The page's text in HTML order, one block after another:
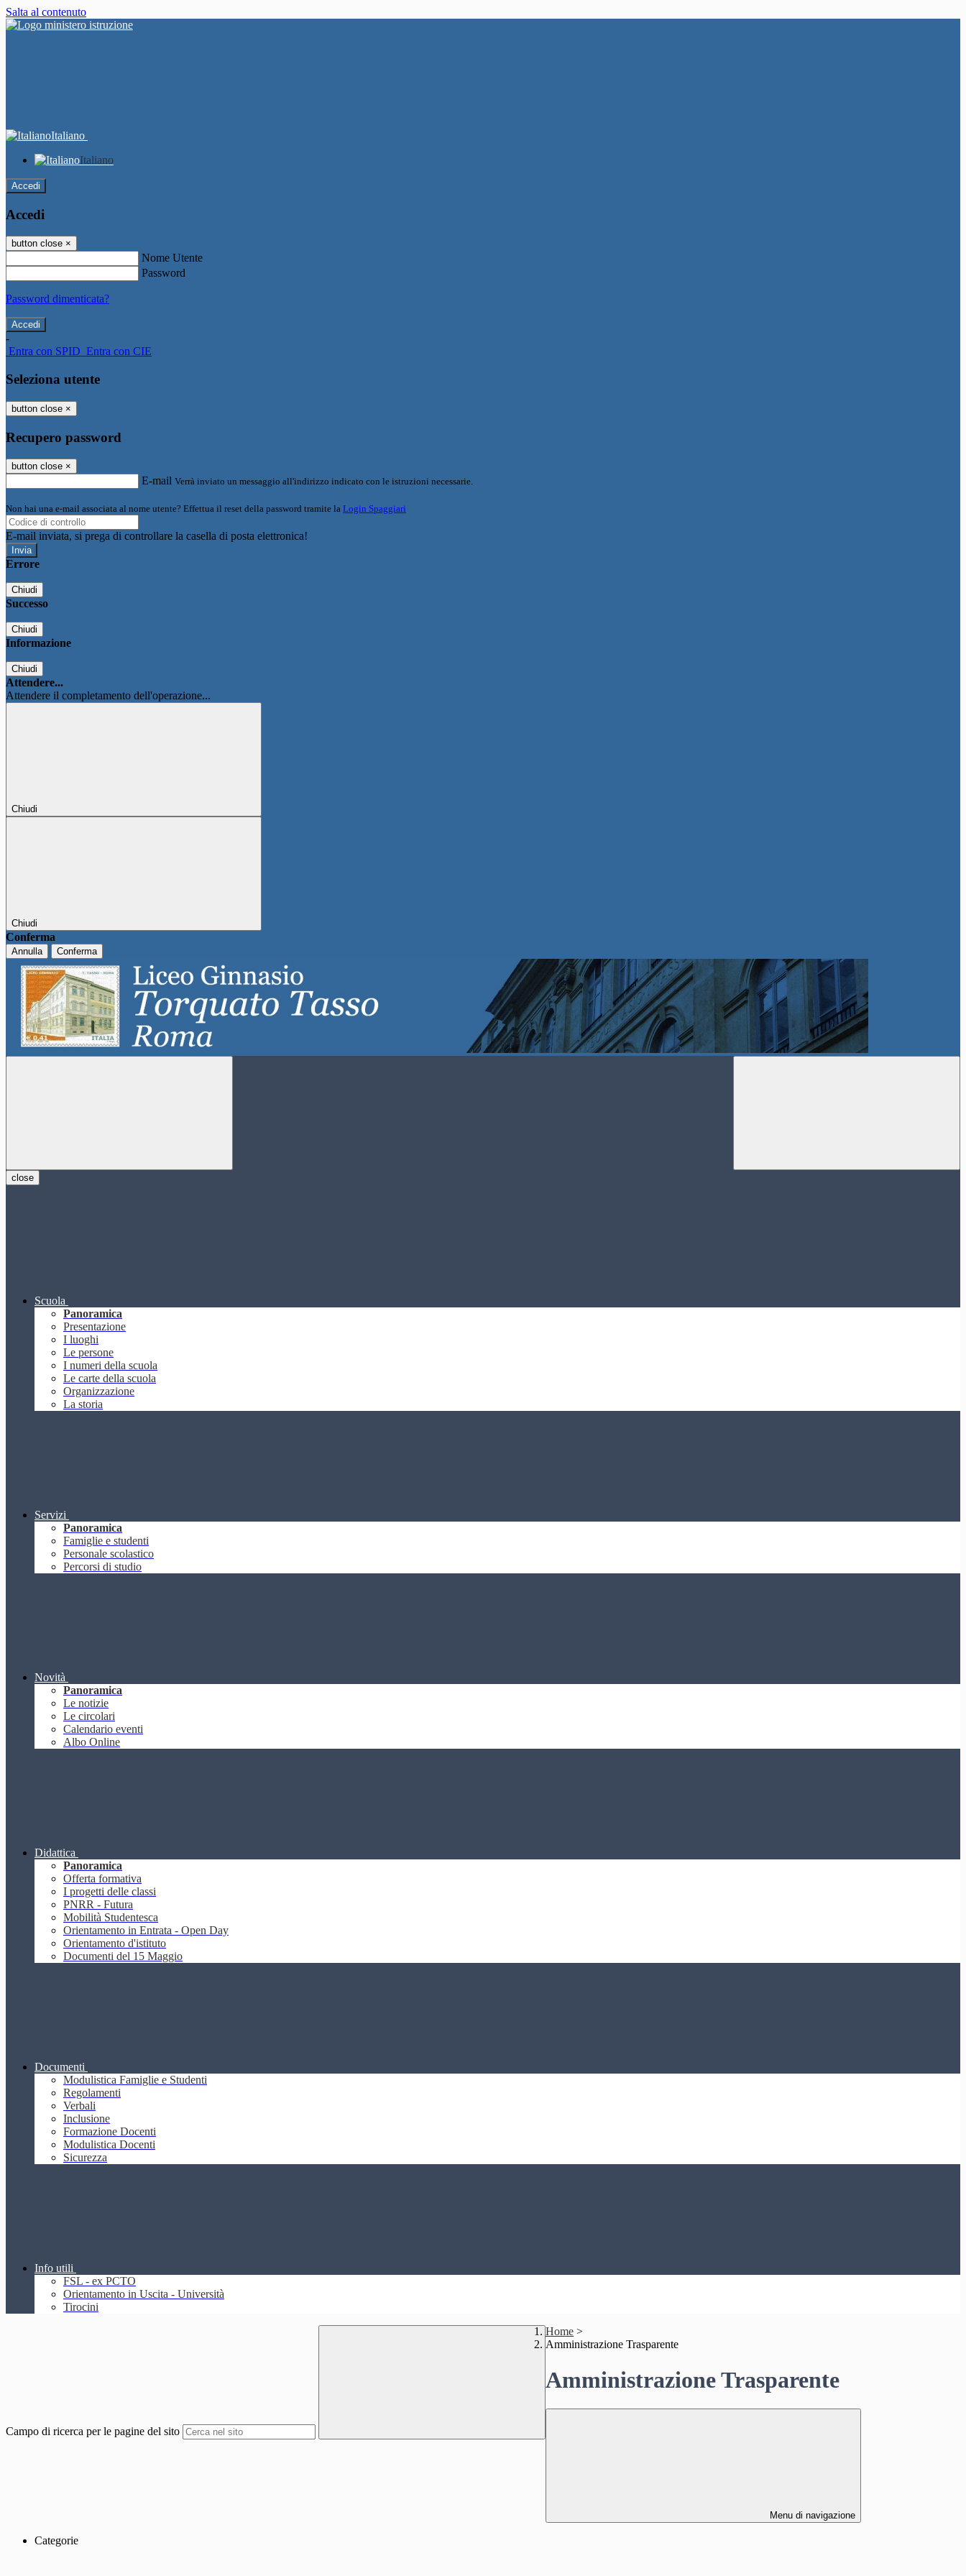
Salta al contenuto
Italiano
Italiano
Accedi
Accedi
button close ×
Nome Utente
Password
Password dimenticata?
-
Entra con SPID Entra con CIE
Seleziona utente
button close ×
Recupero password
button close ×
E-mail Verrà inviato un messaggio all'indirizzo indicato con le istruzioni necessarie.
Non hai una e-mail associata al nome utente? Effettua il reset della password tramite la Login Spaggiari
E-mail inviata, si prega di controllare la casella di posta elettronica!
Errore
Chiudi
Successo
Chiudi
Informazione
Chiudi
Attendere...
Attendere il completamento dell'operazione...
Chiudi
Chiudi
Conferma
Annulla Conferma
close
Scuola
Panoramica
Presentazione
I luoghi
Le persone
I numeri della scuola
Le carte della scuola
Organizzazione
La storia
Servizi
Panoramica
Famiglie e studenti
Personale scolastico
Percorsi di studio
Novità
Panoramica
Le notizie
Le circolari
Calendario eventi
Albo Online
Didattica
Panoramica
Offerta formativa
I progetti delle classi
PNRR - Futura
Mobilità Studentesca
Orientamento in Entrata - Open Day
Orientamento d'istituto
Documenti del 15 Maggio
Documenti
Modulistica Famiglie e Studenti
Regolamenti
Verbali
Inclusione
Formazione Docenti
Modulistica Docenti
Sicurezza
Info utili
FSL - ex PCTO
Orientamento in Uscita - Università
Tirocini
Campo di ricerca per le pagine del sito
Home >
Amministrazione Trasparente
Amministrazione Trasparente
Menu di navigazione
Categorie